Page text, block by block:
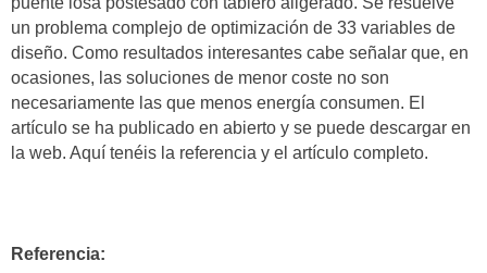
un problema complejo de optimización de 33 variables de
diseño. Como resultados interesantes cabe señalar que, en
ocasiones, las soluciones de menor coste no son
necesariamente las que menos energía consumen. El
artículo se ha publicado en abierto y se puede descargar en
la web. Aquí tenéis la referencia y el artículo completo.
Referencia: